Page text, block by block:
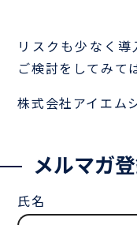
リスクも少なく導
ご検討をしてみて
株式会社アイエ
メルマガ
氏名